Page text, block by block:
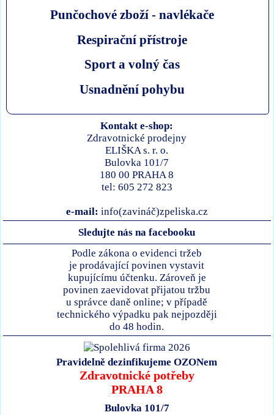
Punčochové zboží - navlékače
Respirační přístroje
Sport a volný čas
Usnadnění pohybu
Kontakt e-shop:
Zdravotnické prodejny
ELIŠKA s. r. o.
Bulovka 101/7
180 00 PRAHA 8
tel: 605 272 823
e-mail: info(zavináč)zpeliska.cz
Sledujte nás na facebooku
Podle zákona o evidenci tržeb
je prodávající povinen vystavit
kupujícímu účtenku. Zároveň je
povinen zaevidovat přijatou tržbu
u správce daně online; v případě
technického výpadku pak nejpozději
do 48 hodin.
Pravidelně dezinfikujeme OZONem
Zdravotnické potřeby
PRAHA 8
Bulovka 101/7